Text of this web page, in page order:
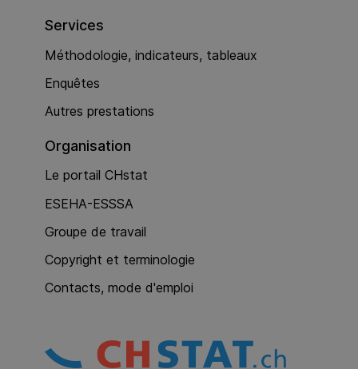
Services
Méthodologie, indicateurs, tableaux
Enquêtes
Autres prestations
Organisation
Le portail CHstat
ESEHA-ESSSA
Groupe de travail
Copyright et terminologie
Contacts, mode d'emploi